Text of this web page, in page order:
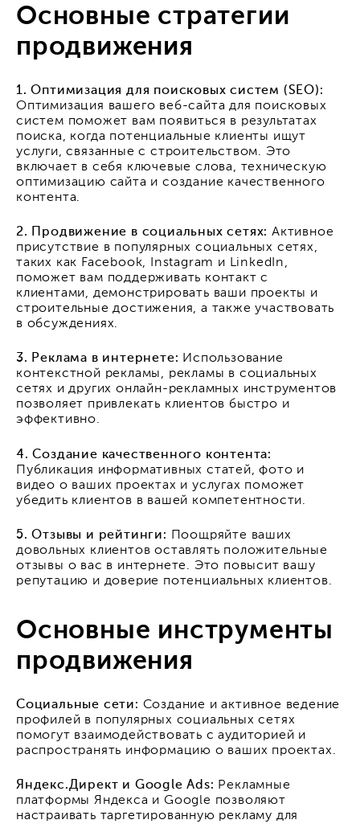
Основные стратегии
продвижения
1. Оптимизация для поисковых систем (SEO):
Оптимизация вашего веб-сайта для поисковых
систем поможет вам появиться в результатах
поиска, когда потенциальные клиенты ищут
услуги, связанные с строительством. Это
включает в себя ключевые слова, техническую
оптимизацию сайта и создание качественного
контента.
2. Продвижение в социальных сетях: Активное
присутствие в популярных социальных сетях,
таких как Facebook, Instagram и LinkedIn,
поможет вам поддерживать контакт с
клиентами, демонстрировать ваши проекты и
строительные достижения, а также участвовать
в обсуждениях.
3. Реклама в интернете: Использование
контекстной рекламы, рекламы в социальных
сетях и других онлайн-рекламных инструментов
позволяет привлекать клиентов быстро и
эффективно.
4. Создание качественного контента:
Публикация информативных статей, фото и
видео о ваших проектах и услугах поможет
убедить клиентов в вашей компетентности.
5. Отзывы и рейтинги: Поощряйте ваших
довольных клиентов оставлять положительные
отзывы о вас в интернете. Это повысит вашу
репутацию и доверие потенциальных клиентов.
Основные инструменты
продвижения
Социальные сети: Создание и активное ведение
профилей в популярных социальных сетях
помогут взаимодействовать с аудиторией и
распространять информацию о ваших проектах.
Яндекс.Директ и Google Ads: Рекламные
платформы Яндекса и Google позволяют
настраивать таргетированную рекламу для